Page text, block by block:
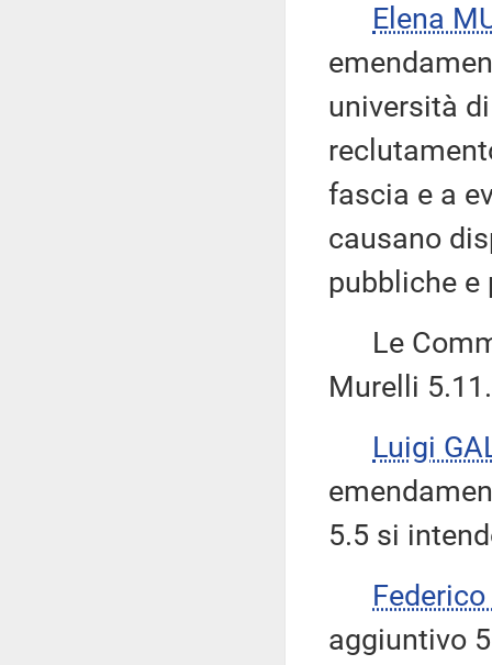
Elena
università
fascia e a
causano
pubbliche e
Le
Murelli 5.11.
Luigi
5.5 si
aggiuntivo